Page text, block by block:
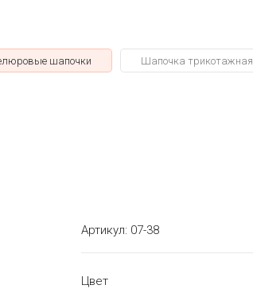
шапочки Шапочка трикотажная
Артикул: 07-38
Цвет